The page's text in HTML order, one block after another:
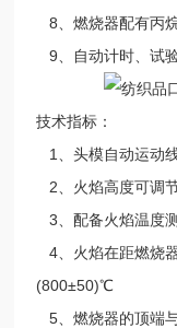
8、燃烧器配有丙
9、自动计时、试
技术指标：
1、头模自动运动
2、火焰高度可调
3、配备火焰温度
4、火焰在距燃烧
(800±50)℃
5、燃烧器的顶端